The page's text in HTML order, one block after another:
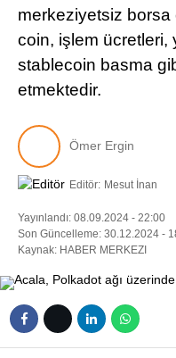
merkeziyetsiz borsa
coin, işlem ücretleri,
stablecoin basma
etmektedir.
Ömer Ergin
Editör: Mesut İnan
Yayınlandı: 08.09.2024 - 22:00
Son Güncelleme: 30.12.2024 -
Kaynak: HABER MERKEZI